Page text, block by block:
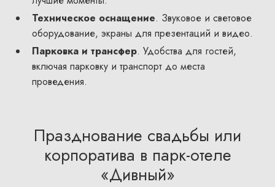
Техническое оснащение. Звуковое и световое
оборудование, экраны для презентаций и видео.
Парковка и трансфер. Удобства для гостей,
включая парковку и транспорт до места
проведения.
Празднование свадьбы или
корпоратива в парк-отеле
«Дивный»